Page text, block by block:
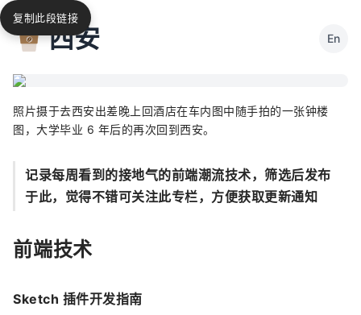
西安 En
照片摄于去西安出差晚上回酒店在车内图中随手拍的一张钟楼
图，大学毕业 6 年后的再次回到西安。
记录每周看到的接地气的前端潮流技术，筛选后发布
于此，觉得不错可关注此专栏，方便获取更新通知
前端技术
Sketch 插件开发指南
复制此段链接